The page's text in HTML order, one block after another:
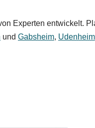
Experten entwickelt.
und Gabsheim, Udenheim